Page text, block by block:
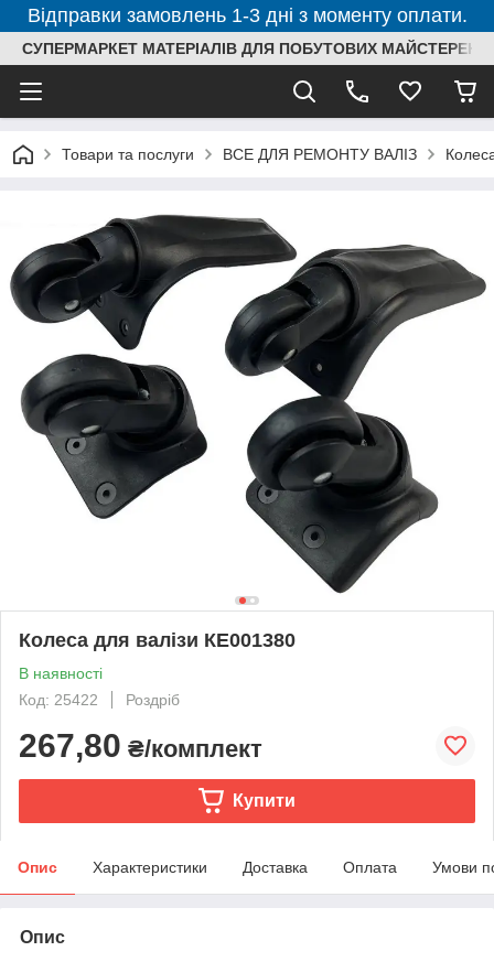
Відправки замовлень 1-3 дні з моменту оплати.
СУПЕРМАРКЕТ МАТЕРІАЛІВ ДЛЯ ПОБУТОВИХ МАЙСТЕРЕНЬ
Товари та послуги ВСЕ ДЛЯ РЕМОНТУ ВАЛІЗ
Колеса для валізи КЕ001380
В наявності
Код: 25422
Роздріб
267,80 ₴/комплект
Купити
Опис Характеристики Доставка Оплата Умови
Опис